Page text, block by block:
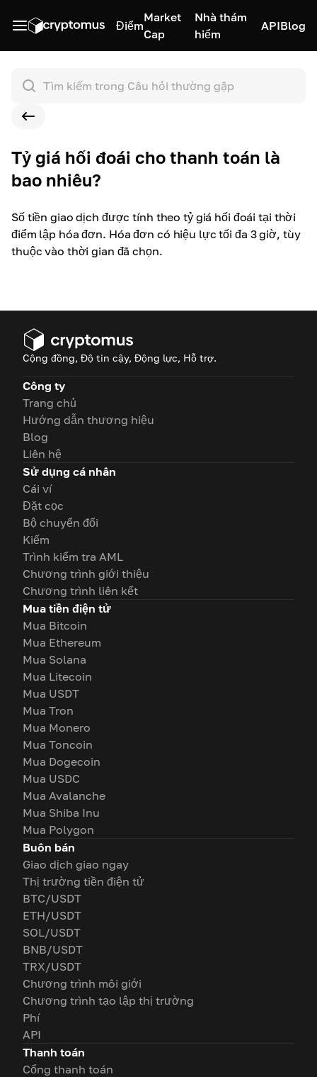
Điểm
Market
Cap
Nhà thám
hiểm
APIBlog
Tỷ giá hối đoái cho thanh toán là
bao nhiêu?
Số tiền giao dịch được tính theo tỷ giá hối đoái tại thời
điểm lập hóa đơn. Hóa đơn có hiệu lực tối đa 3 giờ, tùy
thuộc vào thời gian đã chọn.
Cộng đồng, Độ tin cậy, Động lực, Hỗ trợ.
Công ty
Trang chủ
Hướng dẫn thương hiệu
Blog
Liên hệ
Sử dụng cá nhân
Cái ví
Đặt cọc
Bộ chuyển đổi
Kiếm
Trình kiểm tra AML
Chương trình giới thiệu
Chương trình liên kết
Mua tiền điện tử
Mua Bitcoin
Mua Ethereum
Mua Solana
Mua Litecoin
Mua USDT
Mua Tron
Mua Monero
Mua Toncoin
Mua Dogecoin
Mua USDC
Mua Avalanche
Mua Shiba Inu
Mua Polygon
Buôn bán
Giao dịch giao ngay
Thị trường tiền điện tử
BTC/USDT
ETH/USDT
SOL/USDT
BNB/USDT
TRX/USDT
Chương trình môi giới
Chương trình tạo lập thị trường
Phí
API
Thanh toán
Cổng thanh toán